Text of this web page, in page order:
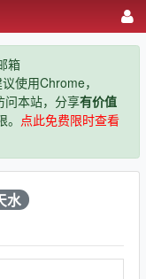
箱
使用Chrome，
问本站，分享有价值
点此免费限时查看
水